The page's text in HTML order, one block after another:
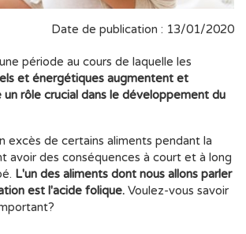
Date de publication : 13/01/2020
période au cours de laquelle les
et énergétiques augmentent et
un rôle crucial dans le développement du
excès de certains aliments pendant la
avoir des conséquences à court et à long
L'un des aliments dont nous allons parler
est l'acide folique. Voulez-vous savoir